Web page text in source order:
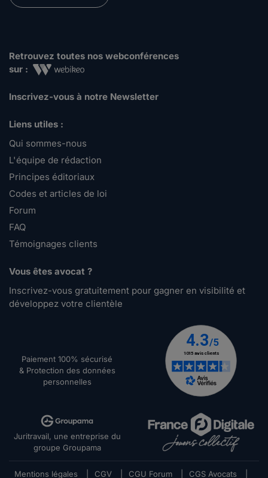
Retrouvez toutes nos webconférences
sur :
Inscrivez-vous à notre Newsletter
Liens utiles :
Qui sommes-nous
L'équipe de rédaction
Principes éditoriaux
Codes et articles de loi
Forum
FAQ
Témoignages clients
Vous êtes avocat ?
Inscrivez-vous gratuitement pour gagner en visibilité et
développez votre clientèle
Paiement 100% sécurisé
& Protection des données
personnelles
Juritravail, une entreprise du
groupe Groupama
Mentions légales CGV CGU Forum CGS Avocats